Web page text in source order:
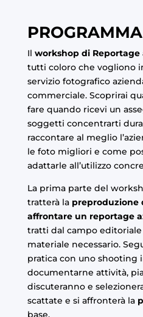
PROGRAMMA
Il workshop di Reportage
tutti coloro che vogliono
servizio fotografico
commerciale. Scoprirai
fare quando ricevi un
soggetti concentrarti
raccontare al meglio
le foto migliori e come
adattarle all’utilizzo
La prima parte del
tratterà la preproduzione
affrontare un reportage
tratti dal campo
materiale necessario.
pratica con uno shooting
documentarne attività,
discuteranno e
scattate e si affronterà la
base.